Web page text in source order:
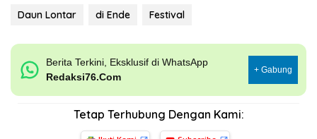
Daun Lontar di Ende Festival
Berita Terkini, Eksklusif di WhatsApp
Redaksi76.Com
+ Gabung
Tetap Terhubung Dengan Kami: